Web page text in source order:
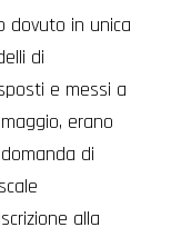
dovuto in unica
di
e messi a
erano
di
alla